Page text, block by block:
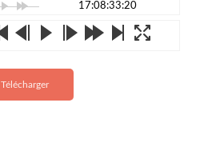
17:08:33:20
Télécharger